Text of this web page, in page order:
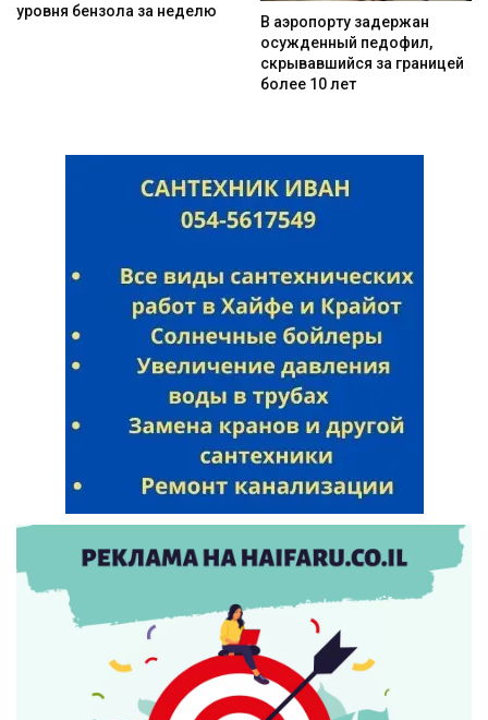
уровня бензола за неделю
В аэропорту задержан
осужденный педофил,
скрывавшийся за границей
более 10 лет